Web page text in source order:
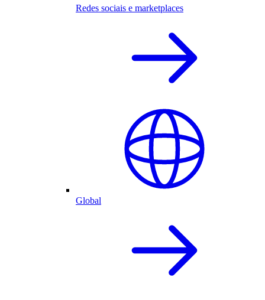
Redes sociais e marketplaces
Global